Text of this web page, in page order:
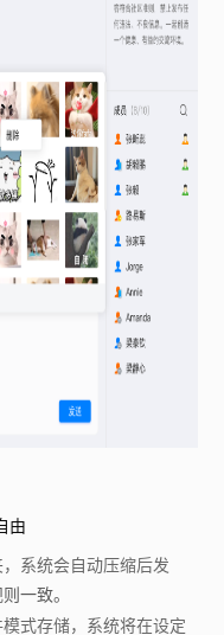
由
系统会自动压缩后发
一致。
式存储，系统将在设定